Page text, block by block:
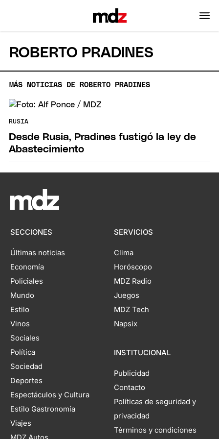
ROBERTO PRADINES
MÁS NOTICIAS DE ROBERTO PRADINES
RUSIA
Desde Rusia, Pradines fustigó la ley de
Abastecimiento
SECCIONES
Últimas noticias
Economía
Policiales
Mundo
Estilo
Vinos
Sociales
Política
Sociedad
Deportes
Espectáculos y Cultura
Estilo Gastronomía
Viajes
SERVICIOS
Clima
Horóscopo
MDZ Radio
Juegos
MDZ Tech
Napsix
INSTITUCIONAL
Publicidad
Contacto
Políticas de seguridad y
privacidad
Términos y condiciones